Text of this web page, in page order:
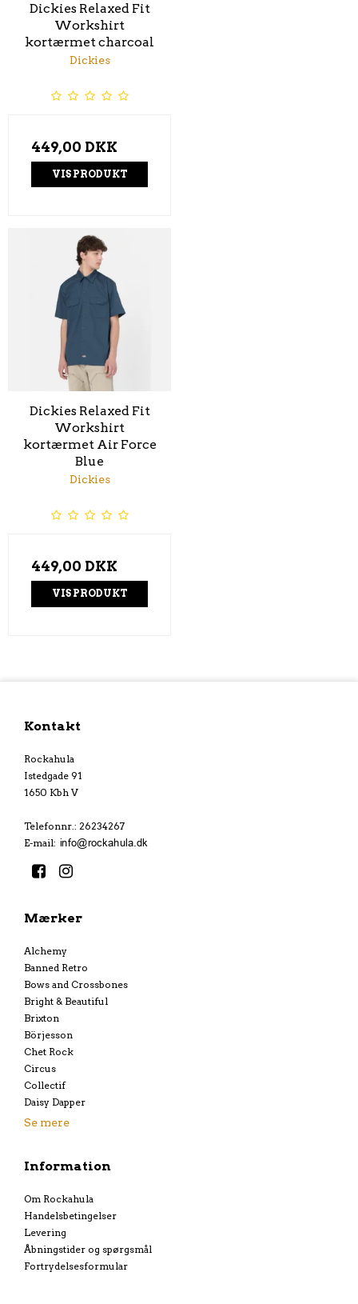
Dickies Relaxed Fit
Workshirt
kortærmet charcoal
Dickies
449,00 DKK
VIS PRODUKT
Dickies Relaxed Fit
Workshirt
kortærmet Air Force
Blue
Dickies
449,00 DKK
VIS PRODUKT
Kontakt
Rockahula
Istedgade 91
1650 Kbh V
Telefonnr. : 26234267
E-mail:
Mærker
Alchemy
Banned Retro
Bows and Crossbones
Bright & Beautiful
Brixton
Börjesson
Chet Rock
Circus
Collectif
Daisy Dapper
Se mere
Information
Om Rockahula
Handelsbetingelser
Levering
Åbningstider og spørgsmål
Fortrydelsesformular